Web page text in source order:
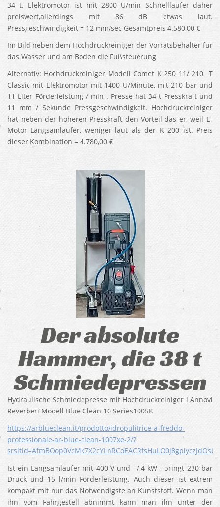
34 t. Elektromotor ist mit 2800 U/min Schnellläufer daher
preiswert,allerdings mit 86 dB etwas laut.
Pressgeschwindigkeit = 12 mm/sec Gesamtpreis 4.580,00 €
Im Bild neben dem Hochdruckreiniger der Vorratsbehälter für
das Wasser und am Boden die Fußsteuerung
Alternativ: Hochdruckreiniger Modell Comet K 250 11/ 210 T
Classic mit Elektromotor mit 1400 U/Minute, mit 210 bar und
11 Liter Förderleistung / min . Presse hat 34 t Presskraft und
11 mm / Sekunde Pressgeschwindigkeit. Hochdruckreiniger
hat neben der höheren Presskraft den Vorteil das er, weil E-
Motor Langsamläufer, weniger laut als der K 200 ist. Preis
dieser Kombination = 4.780,00 €
Der absolute
Hammer, die 38 t
Schmiedepressen
Hydraulische Schmiedepresse mit Hochdruckreiniger l Annovi
Reverberi Modell Blue Clean 10 Series1005K
https://arblueclean.it/prodotto/idropulitrice-a-freddo-
professionale-ar-blue-clean-1007xe-2/?
Ist ein Langsamläufer mit 400 V und 7,4 kW , bringt 230 bar
Druck und 15 l/min Förderleistung. Auch dieser ist extrem
kompakt mit nur das Notwendigste an Kunststoff. Wenn man
ihn vom Fahrgestell abnimmt kann man ihn unter der